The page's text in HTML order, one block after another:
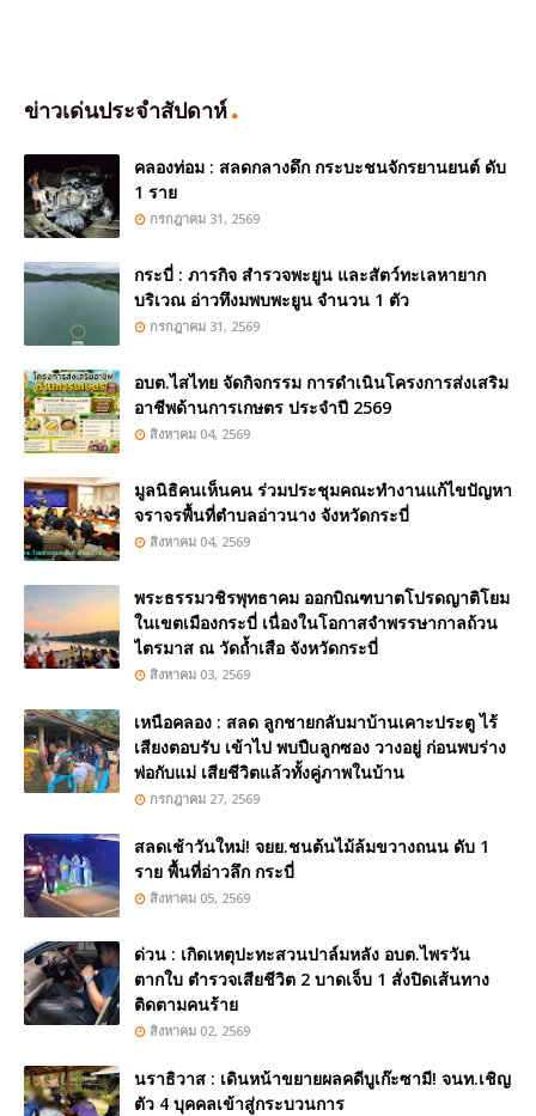
ข่าวเด่นประจำสัปดาห์
คลองท่อม : สลดกลางดึก กระบะชนจักรยานยนต์ ดับ
1 ราย
กรกฎาคม 31, 2569
กระบี่ : ภารกิจ สำรวจพะยูน และสัตว์ทะเลหายาก
บริเวณ อ่าวทึงมพบพะยูน จำนวน 1 ตัว
กรกฎาคม 31, 2569
อบต.ไสไทย จัดกิจกรรม การดำเนินโครงการส่งเสริม
อาชีพด้านการเกษตร ประจำปี 2569
สิงหาคม 04, 2569
มูลนิธิคนเห็นคน ร่วมประชุมคณะทำงานแก้ไขปัญหา
จราจรพื้นที่ตำบลอ่าวนาง จังหวัดกระบี่
สิงหาคม 04, 2569
พระธรรมวชิรพุทธาคม ออกบิณฑบาตโปรดญาติโยม
ในเขตเมืองกระบี่ เนื่องในโอกาสจำพรรษากาลถ้วน
ไตรมาส ณ วัดถ้ำเสือ จังหวัดกระบี่
สิงหาคม 03, 2569
เหนือคลอง : สลด ลูกชายกลับมาบ้านเคาะประตู ไร้
เสียงตอบรับ เข้าไป พบปืuลูกซอง วางอยู่ ก่อนพบร่าง
พ่อกับแม่ เสียชีวิตแล้วทั้งคู่ภาพในบ้าน
กรกฎาคม 27, 2569
สลดเช้าวันใหม่! จยย.ชนต้นไม้ล้มขวางถนน ดับ 1
ราย พื้นที่อ่าวลึก กระบี่
สิงหาคม 05, 2569
ด่วน : เกิดเหตุปะทะสวนปาล์มหลัง อบต.ไพรวัน
ตากใบ ตำรวจเสียชีวิต 2 บาดเจ็บ 1 สั่งปิดเส้นทาง
ติดตามคนร้าย
สิงหาคม 02, 2569
นราธิวาส : เดินหน้าขยายผลคดีบูเก๊ะซามี! จนท.เชิญ
ตัว 4 บุคคลเข้าสู่กระบวนการ